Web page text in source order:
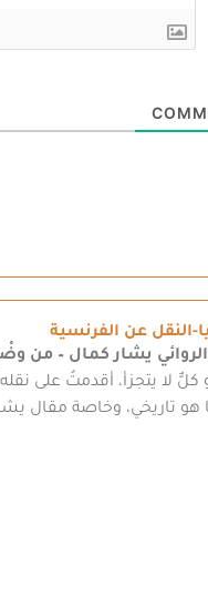
النقل عن الفرنسية
يشار كمال – من
لا يتجزأ، أقدمتُ على
هو تاريخي، وخاصة مقال